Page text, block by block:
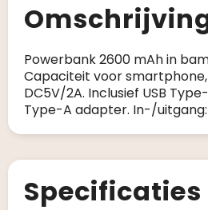
Powerbank 2600 mAh in
Capaciteit voor
DC5V/2A. Inclusief USB
Type-A adapter. In-/uitgang:
Specificaties